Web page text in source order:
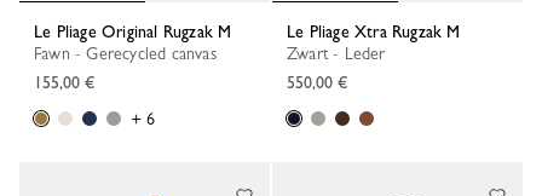
Le Pliage Original Rugzak M
Fawn - Gerecycled canvas
155,00 €
+ 6
Le Pliage Xtra Rugzak M
Zwart - Leder
550,00 €